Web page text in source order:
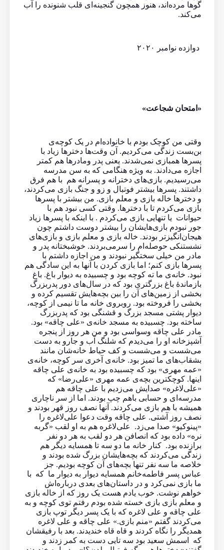
گوها مرده‌اند، هنوز همچون گنجینه‌ای قلب شنونده را آب
می‌کند.
دوازده نوامبر ۲۰۲۰
«امتحان شجاعت»
وقتی من کوچک بودم با خانواده‌ام در یک کوچه‌ی
بن‌بست زندگی می‌کردیم. آن وقت‌ها دخترها زیاد با
پسرها همبازی نمی‌شدند. یعنی پدر و‌مادرها هم کمتر
اجازه می‌دادند. به ویژه هنگامی که به سن مدرسه
می‌رسیدیم. بازی‌های دخترانه و پسرانه هم با هم فرق
داشتند. پسرها بیشتر فوتبال و زو و جنگ بازی می‌کردند،
و دخترها خاله‌ بازی و معلم‌‌ بازی. من بیشتر با پسرها
بازی می‌کردم تا با دخترها. وقتی کسی نبود هم با
حیوانات یا تنهایی بازی می‌کردم . با اینکه با پسر‌ها زیاد
جور نبودم بازی‌هایشان را بیشتر دوست داشتم چون
هیجان‌انگیزتر بودند. خاله‌ بازی و معلم‌ بازی و بازی‌های
نشستنکی حوصله‌ام را سرمی‌بردند. خوشبختانه پدر و
مادر من خیلی سختگیر نبودند و من اجازه داشتم با
پسرها بازی کنم؛ اما بازی کردن با آنها به این سادگی هم
نبود. خانه‌ی ما ته کوچه بود و چسبیده به دیوار باغ. باغ
بازماندهٔ باغ بزرگتری بود که در سال‌های دور پدربزرگ
بخشی از زمین‌های آن را بین بچه‌هایش تقسیم کرده و
بخشی را فروخته بود. روبروی خانه ما تا نیمی از کوچه،
دیوار پشتی مسجد بزرگ و قشنگی بود که پدربزرگ
ساخته بود. چسبیده به مسجد خانه‌ی «علی چاقه» بود.
مادر علی چاقه وسواسی بود و من هر روز از پنجره
آشپزخانه او را می‌دیدم که شلنگ آب و جارو به دست
می‌شست و می‌شست و کف حیاط خانه‌شان مانند
بشقاب‌های ما تمیز بود. خانه‌ی آخری سر کوچه، خانه‌ی
«عمه مهری» بود که چسبیده بود به خانه‌ی علی چاقه
اینها. کوچکترین بچه‌ی عمه مهری «علی‌رضا» که
«علی‌لاغره» صدایش می‌زدیم با علی چاقه هم
مدرسه‌ای و حسابی باهم چپ بودند. اما از سر ناچاری
همیشه با هم بازی می‌کردند. آنها نصف روز قهر بودند و
نصف روز آشتی. علی‌ چاقه وقت دعوا علی‌لاغره را
«پینوکیو» صدا می‌زد. علی‌لاغره هم به او لقب «گربه‌
نره» داده بود که انصافن هر دو لقب به هر دو نفر
برازنده بود. کنار خانه ما دو سه تا همسایه دیگر هم
زندگی می‌کردند که بچه‌هایشان بزرگ شده بودند و
خلاصه ما سه نفر تنها بچه‌های آن کوچه بودیم. جز
عباس پسر فاطمه‌خانم همسایه دیوار به دیوار ما که با
ما بازی نمی‌کرد و در داستان‌های بعدی درباره‌اش
خواهم نوشت. خوب یادم هست یک روز که از خاله بازی
و معلم‌ بازی بازی خسته شده بودم رفتم توی کوچه و به
علی چاقه و علی لاغره که با یک پسر دیگر توپ بازی
می‌کردند گفتم «‌منم بازی.»‌ علی چاقه و علی لاغره
همدیگر را نگاه کردند و قاه قاه خندیدند. بعد با رفیقشان
که اسمش سعید بود سه تایی دست به کمر زدند و